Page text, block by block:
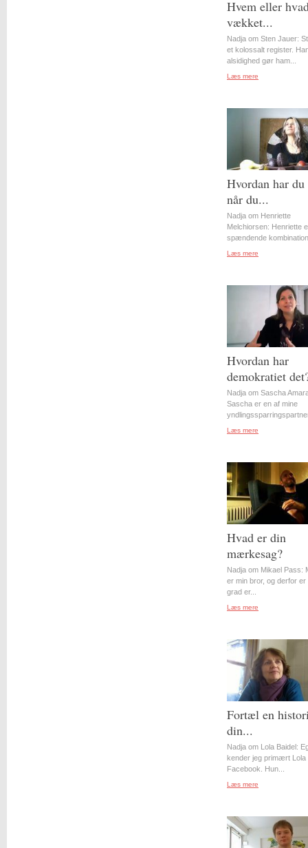
Hvem eller
vækket...
Nadja om Sten Jauer:
et kolossalt register.
alsidighed gør ham...
Læs mere
Hvordan har du
når du...
Nadja om Henriette
Melchiorsen: Henriette
spændende
Læs mere
Hvordan har
demokratiet
Nadja om Sascha
Sascha er en af mine
Læs mere
Hvad er din
mærkesag?
Nadja om Mikael Pass:
er min bror, og derfor er
grad er...
Læs mere
Fortæl en
din...
Nadja om Lola Baidel:
kender jeg primært Lola
Facebook. Hun...
Læs mere